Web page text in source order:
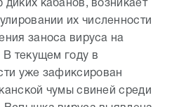
кабанов, возникает
их численности
заноса вируса на
В текущем году в
уже зафиксирован
чумы свиней среди